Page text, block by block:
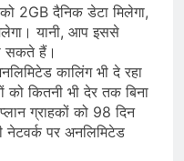
2GB दैनिक डेटा मिलेगा,
यानी, आप इससे
सकते हैं।
कालिंग भी दे रहा
कितनी भी देर तक बिना
ग्राहकों को 98 दिन
पर अनलिमिटेड